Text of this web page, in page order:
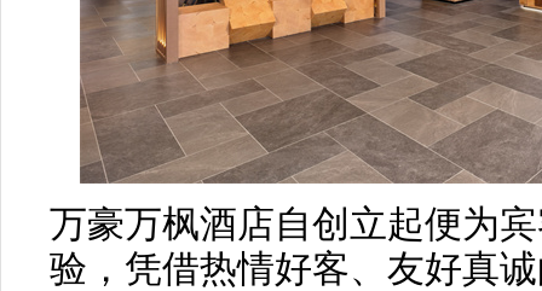
万豪万枫酒店自创立起便为
验，凭借热情好客、友好真